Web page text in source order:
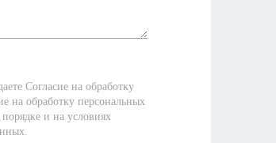
Согласие на обработку
на обработку персональных
порядке и на условиях
.